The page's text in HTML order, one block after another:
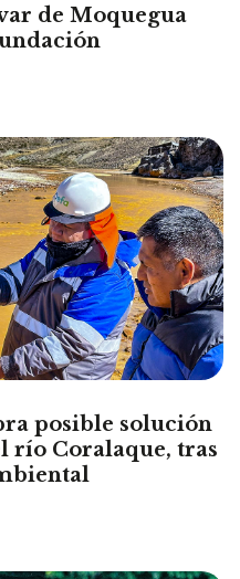
de Moquegua
posible solución
río Coralaque, tras